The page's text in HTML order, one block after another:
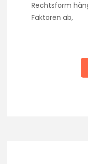
Rechtsform
Faktoren ab,